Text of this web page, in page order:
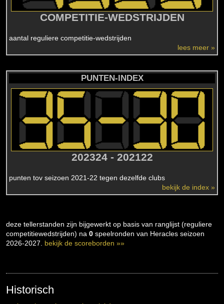
COMPETITIE-WEDSTRIJDEN
aantal reguliere competitie-wedstrijden
lees meer »
PUNTEN-INDEX
202324 - 202122
punten tov seizoen 2021-22 tegen dezelfde clubs
bekijk de index »
deze tellerstanden zijn bijgewerkt op basis van ranglijst (reguliere
competitiewedstrijden) na 0 speelronden van Heracles seizoen
2026-2027. bekijk de scoreborden »»
Historisch